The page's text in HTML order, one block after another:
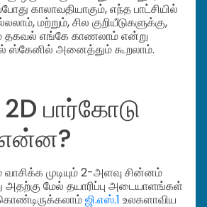
காலாவதியாகும், எந்த பாட்சியில்
மற்றும், சில குறியீடுகளுக்கு,
தகவல் எங்கே காணலாம் என்று
ஸ்கேனில் அனைத்தும் கூறலாம்.
2D பார்கோடு
முடியும் 2-அளவு சின்னம்
அதற்கு மேல் தயாரிப்பு அடையாளங்கள்
ஜி.எஸ்.1 உலகளாவிய